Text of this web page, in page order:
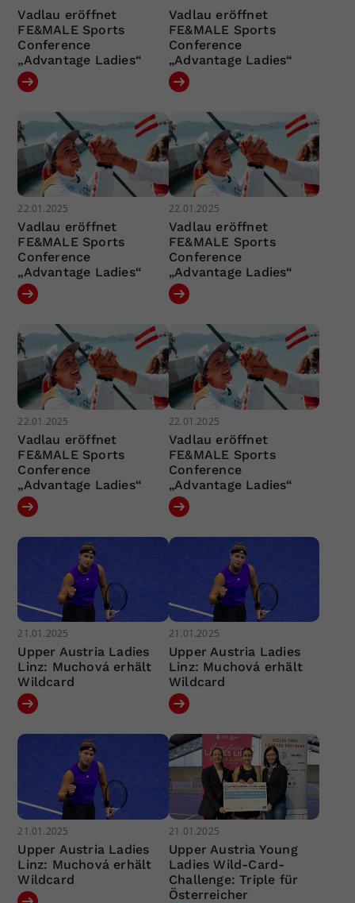
Vadlau eröffnet
FE&MALE Sports
Conference
„Advantage Ladies“
Vadlau eröffnet
FE&MALE Sports
Conference
„Advantage Ladies“
22.01.2025
Vadlau eröffnet
FE&MALE Sports
Conference
„Advantage Ladies“
22.01.2025
Vadlau eröffnet
FE&MALE Sports
Conference
„Advantage Ladies“
22.01.2025
Vadlau eröffnet
FE&MALE Sports
Conference
„Advantage Ladies“
22.01.2025
Vadlau eröffnet
FE&MALE Sports
Conference
„Advantage Ladies“
21.01.2025
Upper Austria Ladies
Linz: Muchová erhält
Wildcard
21.01.2025
Upper Austria Ladies
Linz: Muchová erhält
Wildcard
21.01.2025
Upper Austria Ladies
Linz: Muchová erhält
Wildcard
21.01.2025
Upper Austria Young
Ladies Wild-Card-
Challenge: Triple für
Österreicher